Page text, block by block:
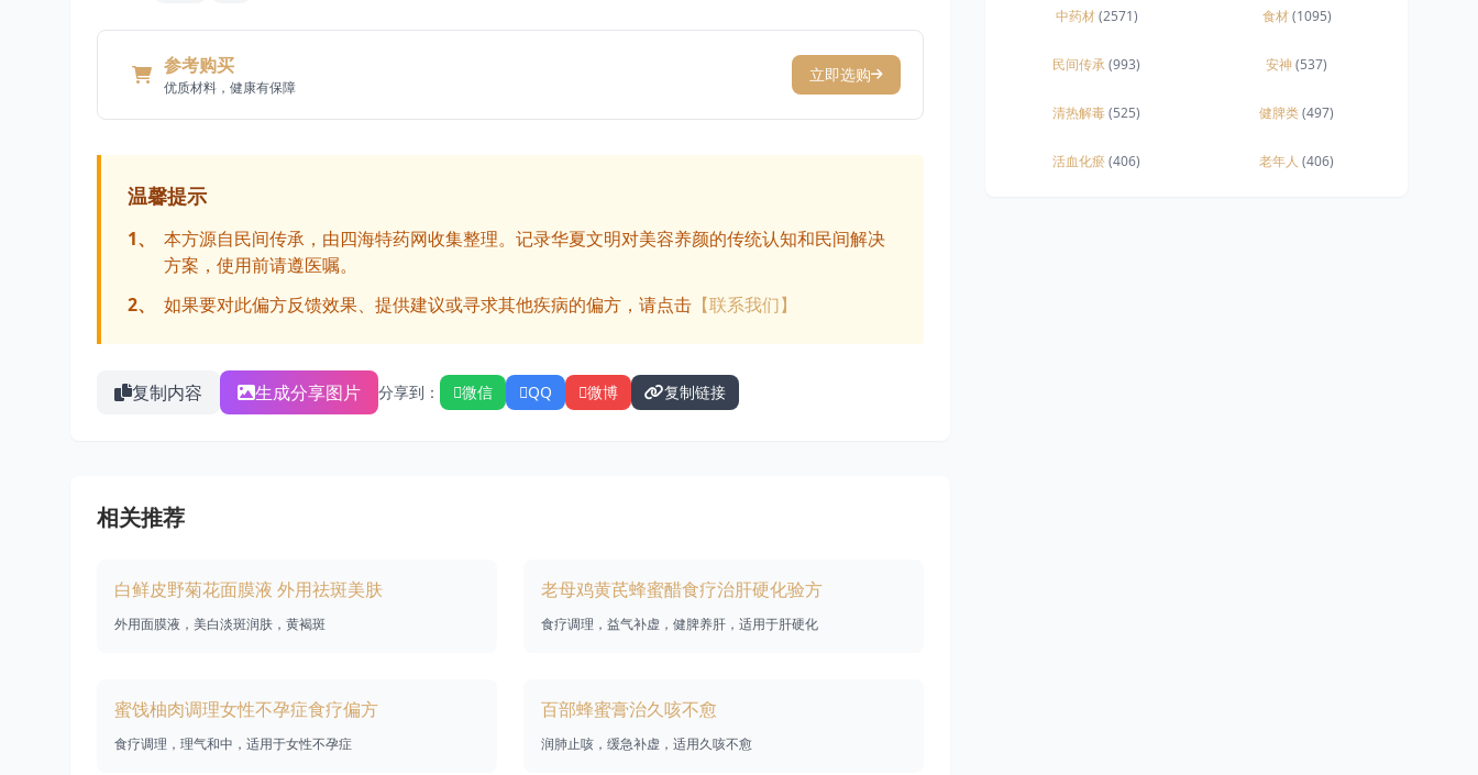
参考购买
优质材料，健康有保障
立即选购
温馨提示
1、
本方源自民间传承，由四海特药网收集整理。记录华夏文明对美容养颜的传统认知和民间解决
方案，使用前请遵医嘱。
2、
如果要对此偏方反馈效果、提供建议或寻求其他疾病的偏方，请点击 【联系我们】
复制内容 生成分享图片 分享到： 微信 QQ 微博 复制链接
相关推荐
白鲜皮野菊花面膜液 外用祛斑美肤
外用面膜液，美白淡斑润肤，黄褐斑
老母鸡黄芪蜂蜜醋食疗治肝硬化验方
食疗调理，益气补虚，健脾养肝，适用于肝硬化
蜜饯柚肉调理女性不孕症食疗偏方
食疗调理，理气和中，适用于女性不孕症
百部蜂蜜膏治久咳不愈
润肺止咳，缓急补虚，适用久咳不愈
中药材(2571) 食材(1095)
民间传承(993) 安神(537)
清热解毒(525) 健脾类(497)
活血化瘀(406) 老年人 (406)